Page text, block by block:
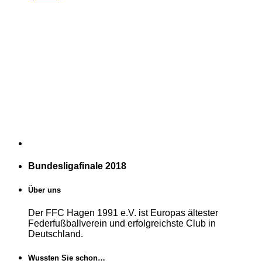
Bundesligafinale 2018
Über uns
Der FFC Hagen 1991 e.V. ist Europas ältester
Federfußballverein und erfolgreichste Club in
Deutschland.
Wussten Sie schon…